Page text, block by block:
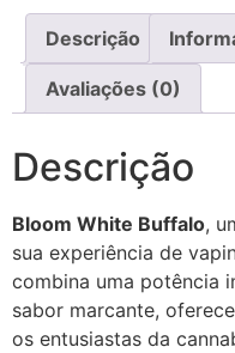
Descrição
Avaliações (0)
Descrição
Bloom White Buffalo,
sua experiência de
combina uma potência
sabor marcante,
os entusiastas da